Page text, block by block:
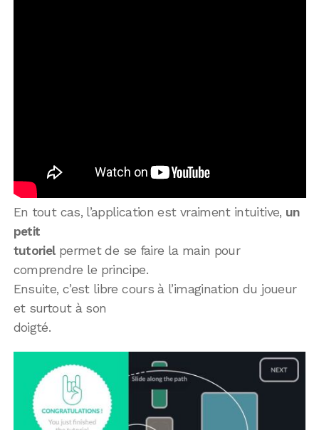
En tout cas, l’application est vraiment intuitive, un
petit
tutorielpermet de se faire la main pour
comprendre le principe.
Ensuite, c’est libre cours à l’imagination du joueur
et surtout à son
doigté.